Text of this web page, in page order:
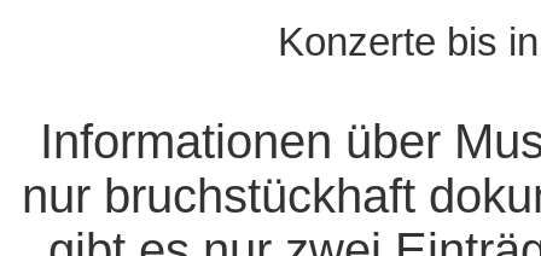
Konzerte bis
Informationen über
nur bruchstückhaft